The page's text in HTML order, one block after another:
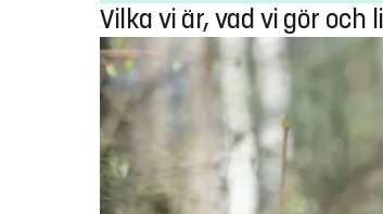
Vilka vi är, vad vi gör